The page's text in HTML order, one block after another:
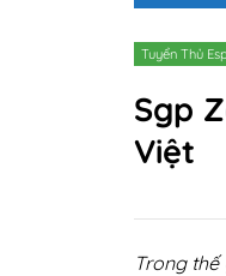
Tuyển Thủ
Sgp
Việt
Trong